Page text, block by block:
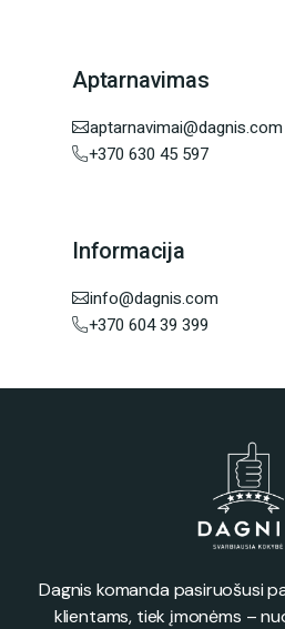
Aptarnavimas
aptarnavimai@dagnis.com
+370 630 45 597
Informacija
info@dagnis.com
+370 604 39 399
Dagnis komanda pasiruošusi
klientams, tiek įmonėms –